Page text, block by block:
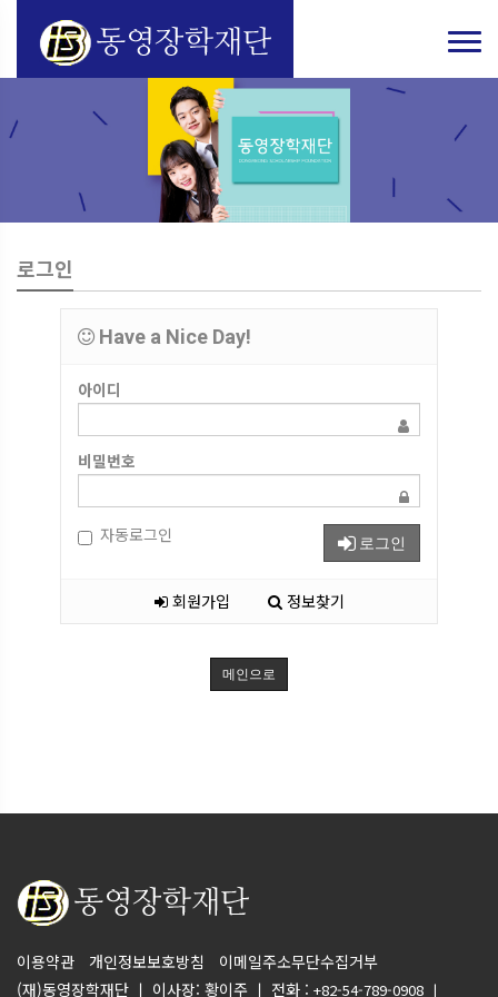
로그인
Have a Nice Day!
아이디
비밀번호
자동로그인 로그인
회원가입 정보찾기
메인으로
이용약관 개인정보보호방침
이메일주소무단수집거부
(재)동영장학재단 ㅣ 이사장: 황이주 ㅣ 전화 : +82-54-789-0908 ㅣ